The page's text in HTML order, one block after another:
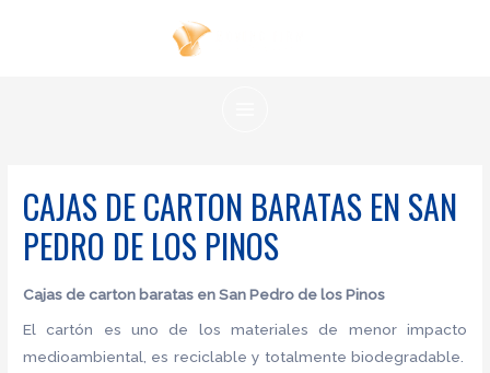
CAJAS DE CARTON BARATAS EN SAN
PEDRO DE LOS PINOS
Cajas de carton baratas en San Pedro de los Pinos
El cartón es uno de los materiales de menor impacto
medioambiental, es reciclable y totalmente biodegradable.